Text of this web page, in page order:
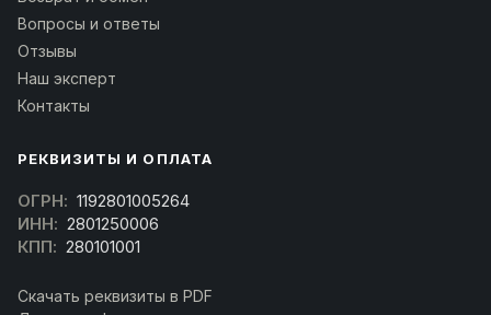
Вопросы и ответы
Отзывы
Наш эксперт
Контакты
РЕКВИЗИТЫ И ОПЛАТА
ОГРН: 1192801005264
ИНН: 2801250006
КПП: 280101001
Скачать реквизиты в PDF